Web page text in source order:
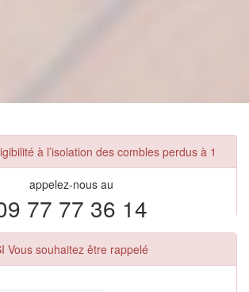
à l’isolation des combles perdus à 1
appelez-nous au
77 77 36 14
Vous souhaitez être rappelé